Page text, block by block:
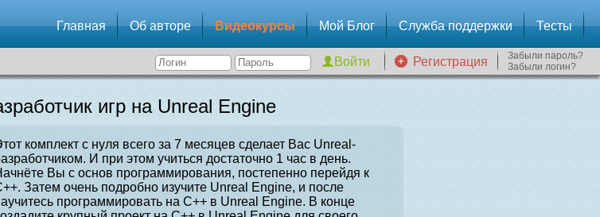
Главная Об авторе Видеокурсы Мой Блог Служба поддержки Тесты
Регистрация
Забыли пароль?
Забыли логин?
игр на Unreal Engine
комплект с нуля всего за 7 месяцев сделает Вас Unreal-
И при этом учиться достаточно 1 час в день.
Вы с основ программирования, постепенно перейдя к
Затем очень подробно изучите Unreal Engine, и после
программировать на C++ в Unreal Engine. В конце